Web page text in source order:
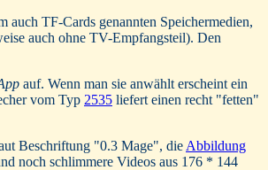
TF-Cards genannten Speichermedien,
auch ohne TV-Empfangsteil). Den
auf. Wenn man sie anwählt erscheint ein
vom Typ 2535 liefert einen recht "fetten"
Beschriftung "0.3 Mage", die Abbildung
noch schlimmere Videos aus 176 * 144